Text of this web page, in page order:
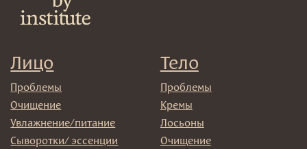
Реквизиты и контакты
Подписаться
→
Отправляя адрес электронной почты вы соглашаетесь
данных